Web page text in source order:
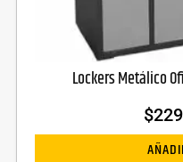
Lockers Metálico
$